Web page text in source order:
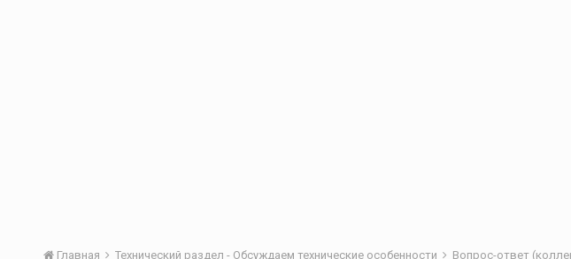
Главная Технический раздел - Обсуждаем технические особенности Вопрос-ответ